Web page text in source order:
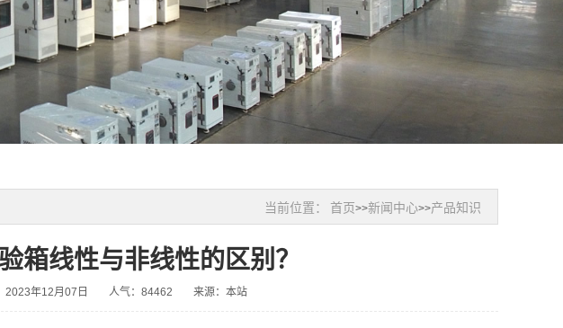
当前位置： 首页>>新闻中心>>产品知识
箱线性与非线性的区别？
2023年12月07日 人气：84462 来源：本站